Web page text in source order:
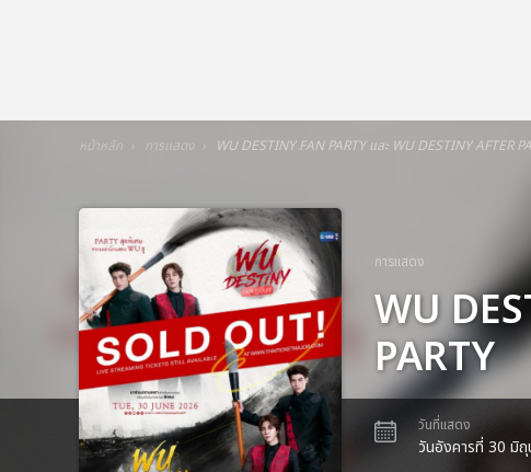
หน้าหลัก การแสดง WU DESTINY FAN PARTY และ WU DESTINY AFTER
การแสดง
WU
PARTY
วันที่แสดง
วันอังคารที่ 30 มิ